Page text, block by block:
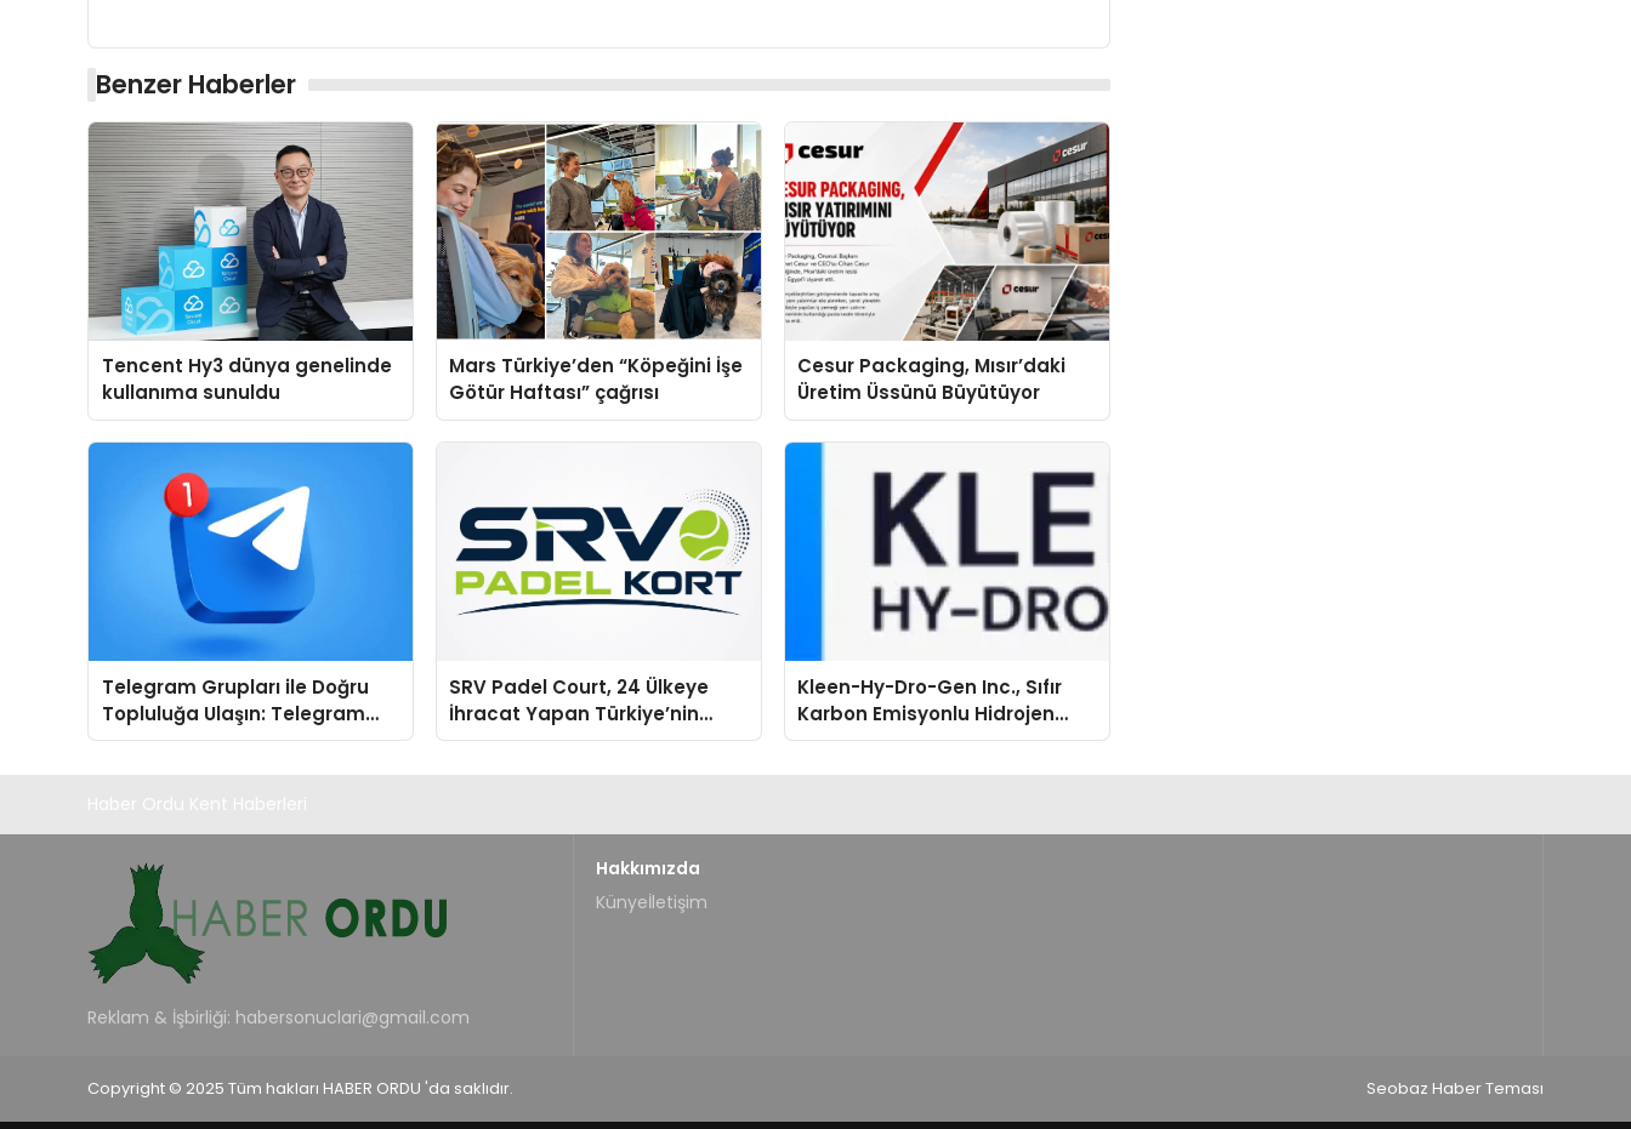
Benzer Haberler
Tencent Hy3 dünya genelinde
kullanıma sunuldu
Mars Türkiye’den “Köpeğini İşe
Götür Haftası” çağrısı
Cesur Packaging, Mısır’daki
Üretim Üssünü Büyütüyor
Telegram Grupları ile Doğru
Topluluğa Ulaşın: Telegram
Grup Keşfinde Sade ve
SRV Padel Court, 24 Ülkeye
İhracat Yapan Türkiye’nin
Padel Kortu Üretim Gücü
Kleen-Hy-Dro-Gen Inc., Sıfır
Karbon Emisyonlu Hidrojen
Isıtma Teknolojisinde ISO ve
Reklam & İşbirliği: habersonuclari@gmail.com
Hakkımızda
Künyeİletişim
Copyright © 2025 Tüm hakları HABER ORDU 'da saklıdır. Seobaz Haber Teması